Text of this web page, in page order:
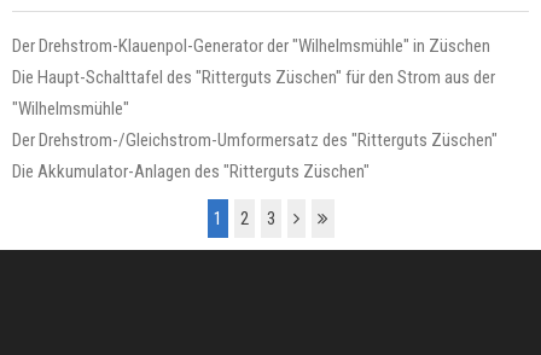
Der Drehstrom-Klauenpol-Generator der "Wilhelmsmühle" in Züschen
Die Haupt-Schalttafel des "Ritterguts Züschen" für den Strom aus der
"Wilhelmsmühle"
Der Drehstrom-/Gleichstrom-Umformersatz des "Ritterguts Züschen"
Die Akkumulator-Anlagen des "Ritterguts Züschen"
1 2 3